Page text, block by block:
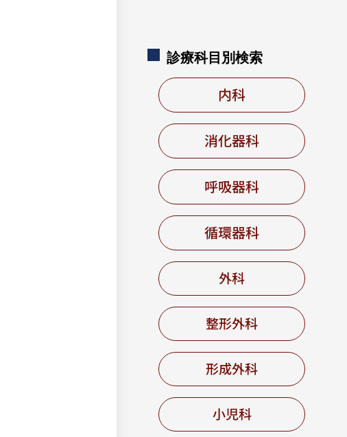
診療科目別検索
内科
消化器科
呼吸器科
循環器科
外科
整形外科
形成外科
小児科